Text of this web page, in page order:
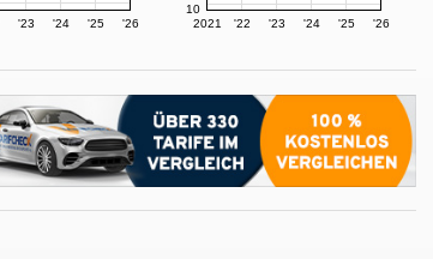
'23 '24 '25 '26 2021 '22 '23 '24 '25 '26
10